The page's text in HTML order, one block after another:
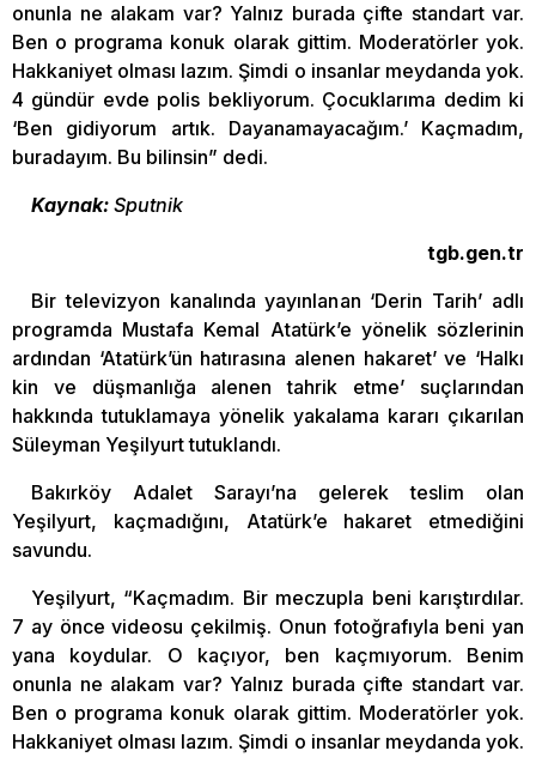
onunla ne alakam var? Yalnız burada çifte standart var.
Ben o programa konuk olarak gittim. Moderatörler yok.
Hakkaniyet olması lazım. Şimdi o insanlar meydanda yok.
4 gündür evde polis bekliyorum. Çocuklarıma dedim ki
‘Ben gidiyorum artık. Dayanamayacağım.’ Kaçmadım,
buradayım. Bu bilinsin” dedi.
Kaynak: Sputnik
tgb.gen.tr
Bir televizyon kanalında yayınlanan ‘Derin Tarih’ adlı
programda Mustafa Kemal Atatürk’e yönelik sözlerinin
ardından ‘Atatürk’ün hatırasına alenen hakaret’ ve ‘Halkı
kin ve düşmanlığa alenen tahrik etme’ suçlarından
hakkında tutuklamaya yönelik yakalama kararı çıkarılan
Süleyman Yeşilyurt tutuklandı.
Bakırköy Adalet Sarayı’na gelerek teslim olan
Yeşilyurt, kaçmadığını, Atatürk’e hakaret etmediğini
savundu.
Yeşilyurt, “Kaçmadım. Bir meczupla beni karıştırdılar.
7 ay önce videosu çekilmiş. Onun fotoğrafıyla beni yan
yana koydular. O kaçıyor, ben kaçmıyorum. Benim
onunla ne alakam var? Yalnız burada çifte standart var.
Ben o programa konuk olarak gittim. Moderatörler yok.
Hakkaniyet olması lazım. Şimdi o insanlar meydanda yok.